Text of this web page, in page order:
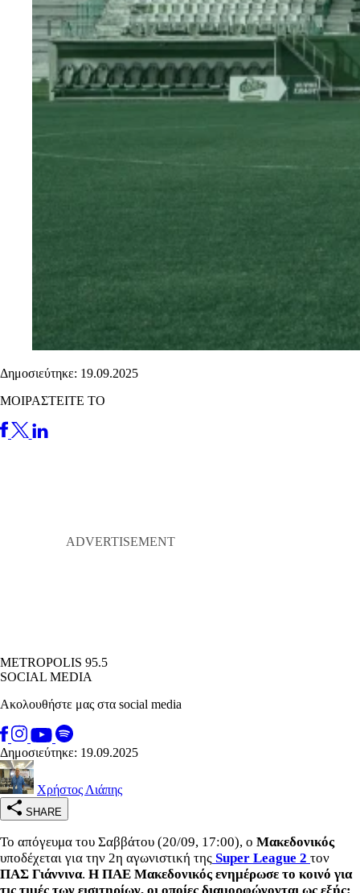
Δημοσιεύτηκε: 19.09.2025
ΜΟΙΡΑΣΤΕΙΤΕ ΤΟ
METROPOLIS 95.5
SOCIAL MEDIA
Ακολουθήστε μας στα social media
Δημοσιεύτηκε: 19.09.2025
Χρήστος Λιάπης
SHARE
Το απόγευμα του Σαββάτου (20/09, 17:00), ο Μακεδονικός
υποδέχεται για την 2η αγωνιστική της Super League 2 τον
ΠΑΣ Γιάννινα. Η ΠΑΕ Μακεδονικός ενημέρωσε το κοινό για